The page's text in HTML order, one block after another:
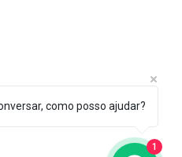
como posso ajudar?
1